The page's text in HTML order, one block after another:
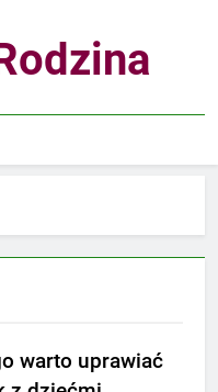
warto uprawiać